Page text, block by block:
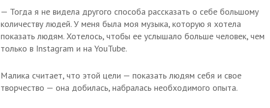
— Тогда я не видела другого способа рассказать о себе большому
количеству людей. У меня была моя музыка, которую я хотела
показать людям. Хотелось, чтобы ее услышало больше человек, чем
только в Instagram и на YouTube.
Малика считает, что этой цели — показать людям себя и свое
творчество — она добилась, набралась необходимого опыта.